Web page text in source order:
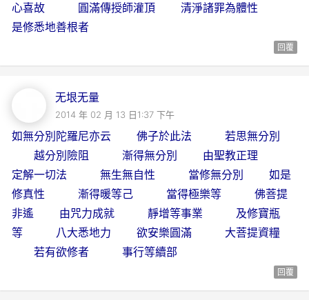
心喜故 圓滿傳授師灌頂 清淨諸罪為體性
是修悉地善根者
回覆
无垠无量
2014 年 02 月 13 日1:37 下午
如無分別陀羅尼亦云 佛子於此法 若思無分別
越分別險阻 漸得無分別 由聖教正理
定解一切法 無生無自性 當修無分別 如是
修真性 漸得暖等己 當得極樂等 佛菩提
非遙 由咒力成就 靜增等事業 及修寶瓶
等 八大悉地力 欲安樂圓滿 大菩提資糧
若有欲修者 事行等續部
回覆